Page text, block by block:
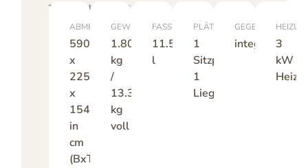
TECHNISCHE
SPEZIFIKATIONEN
ABMESSUNGEN
590
x
225
x
154
in
cm
(BxTxH)
GEWICHT
1.800
kg
/
13.300
kg
voll
FASSUNGSVERMÖGEN
11.500
l
PLÄTZE
1
Sitzplatz,
1
Liegepatz
integriert
3
kW